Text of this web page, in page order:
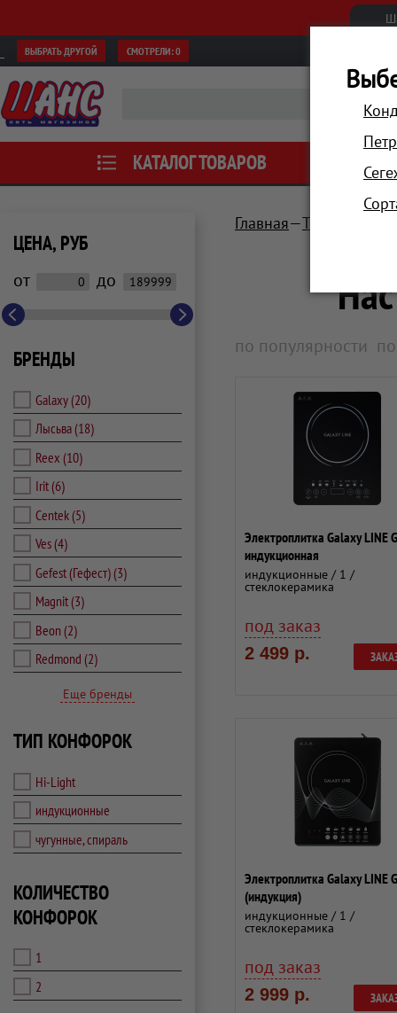
ВЫБРАТЬ ДРУГОЙ СМОТРЕЛИ:0
КАТАЛОГ ТОВАРОВ АКЦИИ
ЦЕНА, РУБ
от до
БРЕНДЫ
Galaxy(20)
Лысьва(18)
Reex (10)
Irit(6)
Centek(5)
Ves(4)
Gefest (Гефест)(3)
Magnit(3)
Beon (2)
Redmond (2)
Еще бренды
ТИП КОНФОРОК
Hi-Light
индукционные
чугунные, спираль
КОЛИЧЕСТВО
КОНФОРОК
1
2
Главная Техника для
по популярности
Электроплитка Galaxy LINE
индукционная
индукционные / 1 /
стеклокерамика
под заказ
2 499 р.
Электроплитка Galaxy LINE
(индукция)
индукционные / 1 /
стеклокерамика
под заказ
2 999 р.